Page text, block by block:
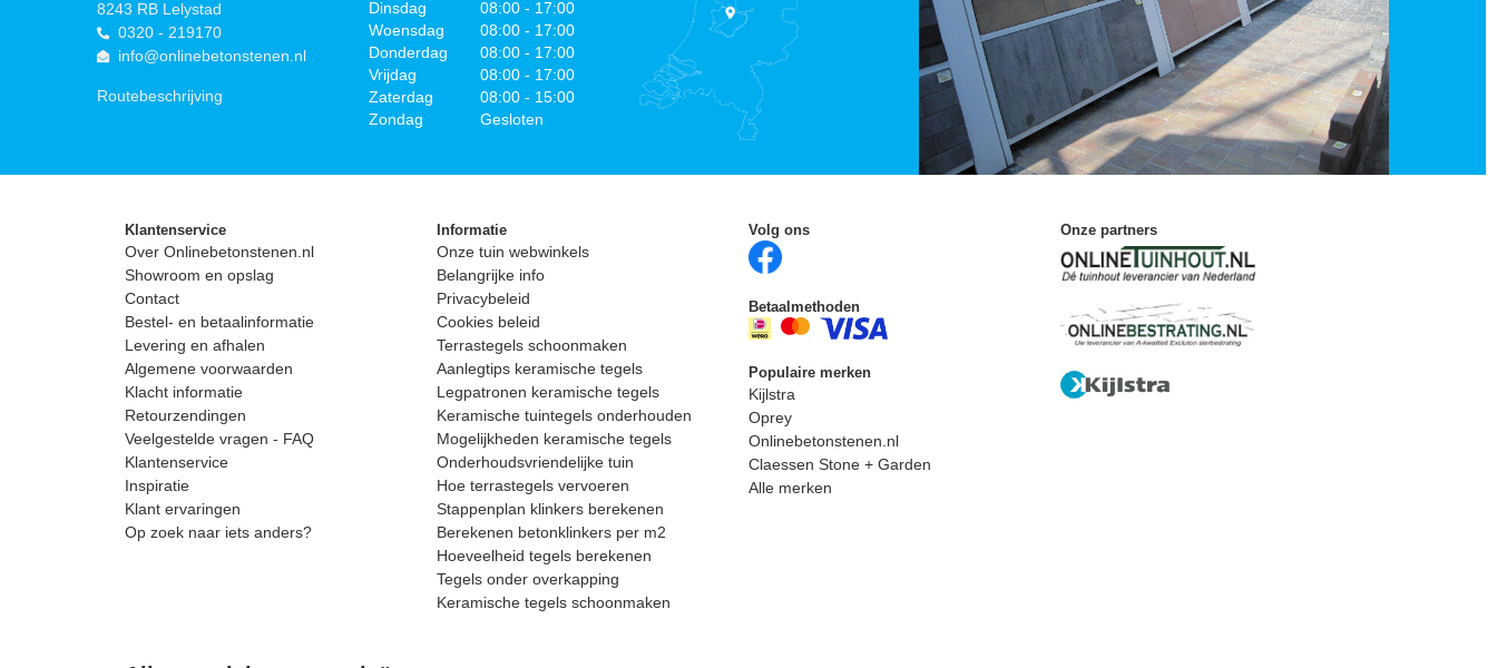
8243 RB Lelystad
0320 - 219170
info@onlinebetonstenen.nl
Routebeschrijving
Dinsdag
08:00 - 17:00
Woensdag
08:00 - 17:00
Donderdag
08:00 - 17:00
Vrijdag
08:00 - 17:00
Zaterdag
08:00 - 15:00
Zondag
Gesloten
Klantenservice
Over Onlinebetonstenen.nl
Showroom en opslag
Contact
Bestel- en betaalinformatie
Levering en afhalen
Algemene voorwaarden
Klacht informatie
Retourzendingen
Veelgestelde vragen - FAQ
Klantenservice
Inspiratie
Klant ervaringen
Op zoek naar iets anders?
Informatie
Onze tuin webwinkels
Belangrijke info
Privacybeleid
Cookies beleid
Terrastegels schoonmaken
Aanlegtips keramische tegels
Legpatronen keramische tegels
Keramische tuintegels onderhouden
Mogelijkheden keramische tegels
Onderhoudsvriendelijke tuin
Hoe terrastegels vervoeren
Stappenplan klinkers berekenen
Berekenen betonklinkers per m2
Hoeveelheid tegels berekenen
Tegels onder overkapping
Keramische tegels schoonmaken
Volg ons
Betaalmethoden
Populaire merken
Kijlstra
Oprey
Onlinebetonstenen.nl
Claessen Stone + Garden
Alle merken
Onze partners